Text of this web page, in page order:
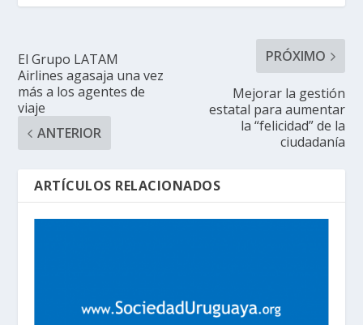
El Grupo LATAM
Airlines agasaja una vez
más a los agentes de
viaje
ANTERIOR
PRÓXIMO
Mejorar la gestión
estatal para aumentar
la “felicidad” de la
ciudadanía
ARTÍCULOS RELACIONADOS